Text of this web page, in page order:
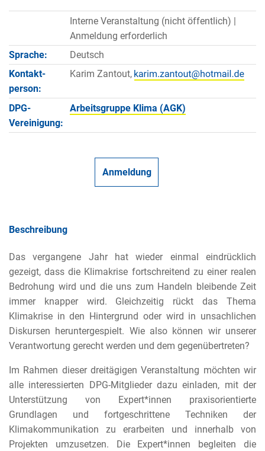
Interne Veranstaltung (nicht öffentlich) |
Anmeldung erforderlich
Sprache:
Deutsch
Kontakt­
person:
Karim Zantout,
DPG-
Vereinigung:
Arbeitsgruppe Klima (AGK)
Anmeldung
Beschreibung
Das vergangene Jahr hat wieder einmal eindrücklich
gezeigt, dass die Klimakrise fortschreitend zu einer realen
Bedrohung wird und die uns zum Handeln bleibende Zeit
immer knapper wird. Gleichzeitig rückt das Thema
Klimakrise in den Hintergrund oder wird in unsachlichen
Diskursen heruntergespielt. Wie also können wir unserer
Verantwortung gerecht werden und dem gegenübertreten?
Im Rahmen dieser dreitägigen Veranstaltung möchten wir
alle interessierten DPG-Mitglieder dazu einladen, mit der
Unterstützung von Expert*innen praxisorientierte
Grundlagen und fortgeschrittene Techniken der
Klimakommunikation zu erarbeiten und innerhalb von
Projekten umzusetzen. Die Expert*innen begleiten die